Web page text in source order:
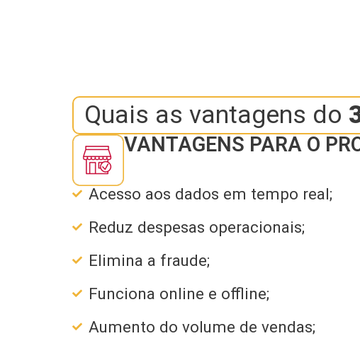
Quais as vantagens do
VANTAGENS PARA O
Acesso aos dados em tempo real;
Reduz despesas operacionais;
Elimina a fraude;
Funciona online e offline;
Aumento do volume de vendas;